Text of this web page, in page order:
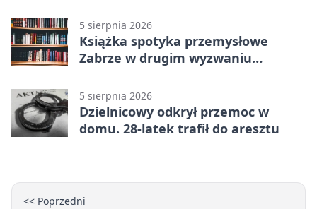
5 sierpnia 2026
Książka spotyka przemysłowe
Zabrze w drugim wyzwaniu
5 sierpnia 2026
Dzielnicowy odkrył przemoc w
domu. 28-latek trafił do aresztu
<< Poprzedni